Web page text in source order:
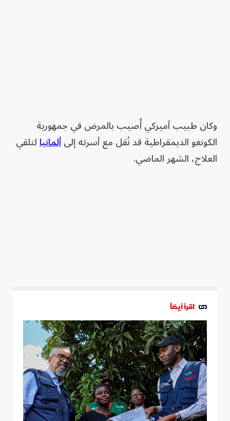
وكان طبيب أميركي أُصيب بالمرض في جمهورية
الكونغو الديمقراطية قد نُقل مع أسرته إلىألمانيالتلقي
العلاج، الشهر الماضي.
اقرأ أيضاً